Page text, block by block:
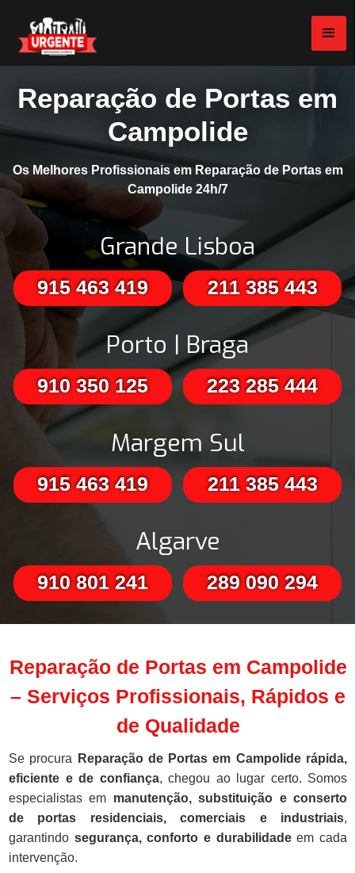
Reparação de Portas em
Campolide
Os Melhores Profissionais em Reparação de Portas em
Campolide 24h/7
Grande Lisboa
915 463 419 211 385 443
Porto | Braga
910 350 125 223 285 444
Margem Sul
915 463 419 211 385 443
Algarve
910 801 241 289 090 294
Reparação de Portas em Campolide
– Serviços Profissionais, Rápidos e
de Qualidade
Se procura
Reparação de Portas em Campolide rápida,
eficiente e de confiança, chegou ao lugar certo. Somos
especialistas em manutenção, substituição e conserto
de portas residenciais, comerciais e industriais,
garantindo segurança, conforto e durabilidadeem cada
intervenção.